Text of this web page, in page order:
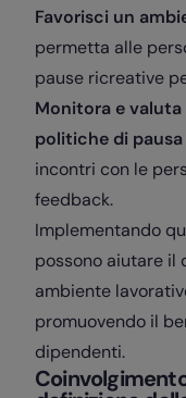
Favorisci un
permetta alle
pause ricreative
Monitora e
politiche di
incontri con le
feedback.
Implementando
possono aiutare il
ambiente
promuovendo il
dipendenti.